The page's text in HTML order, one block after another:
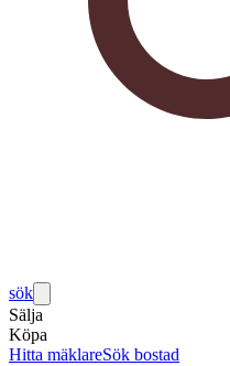
sök
Sälja
Köpa
Hitta mäklareSök bostad